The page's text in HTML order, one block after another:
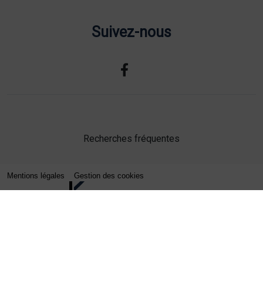
Suivez-nous
Recherches fréquentes
Mentions légales Gestion des cookies